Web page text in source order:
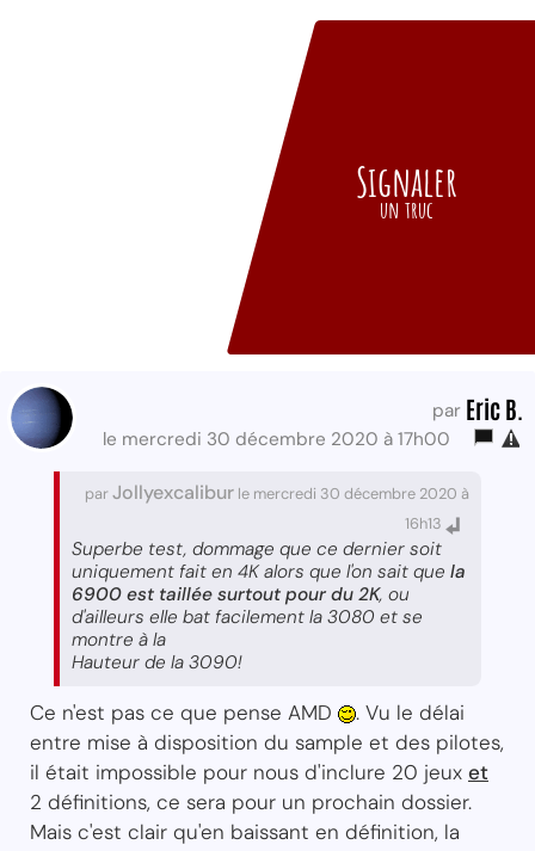
Signaler
un truc
par Eric B.
le mercredi 30 décembre 2020 à 17h00
parJollyexcalibur le mercredi 30 décembre 2020 à
16h13
Superbe test, dommage que ce dernier soit
uniquement fait en 4K alors que l'on sait que la
6900 est taillée surtout pour du 2K, ou
d'ailleurs elle bat facilement la 3080 et se
montre à la
Hauteur de la 3090!
Ce n'est pas ce que pense AMD
. Vu le délai
entre mise à disposition du sample et des pilotes,
il était impossible pour nous d'inclure 20 jeux et
2 définitions, ce sera pour un prochain dossier.
Mais c'est clair qu'en baissant en définition, la